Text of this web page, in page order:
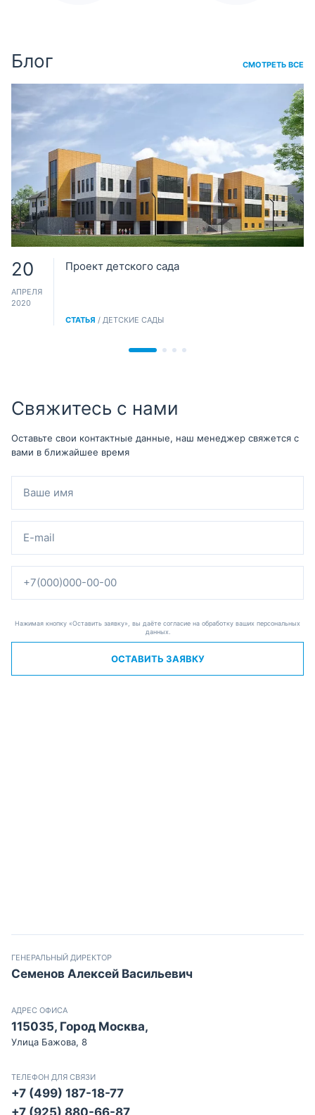
Блог СМОТРЕТЬ ВСЕ
20
АПРЕЛЯ
2020
Проект детского сада
СТАТЬЯ / ДЕТСКИЕ САДЫ
Свяжитесь с нами
Оставьте свои контактные данные, наш менеджер свяжется с
вами в ближайшее время
Нажимая кнопку «Оставить заявку», вы даёте согласие на обработку ваших персональных
данных.
ОСТАВИТЬ ЗАЯВКУ
ГЕНЕРАЛЬНЫЙ ДИРЕКТОР
Семенов Алексей Васильевич
АДРЕС ОФИСА
115035, Город Москва,
Улица Бажова, 8
ТЕЛЕФОН ДЛЯ СВЯЗИ
+7 (499) 187-18-77
+7 (925) 880-66-87